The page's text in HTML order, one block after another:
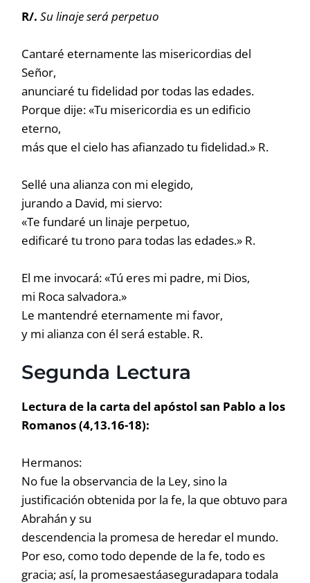
R/. Su linaje será perpetuo
Cantaré eternamente las misericordias del
Señor,
anunciaré tu fidelidad por todas las edades.
Porque dije: «Tu misericordia es un edificio
eterno,
más que el cielo has afianzado tu fidelidad.» R.
Sellé una alianza con mi elegido,
jurando a David, mi siervo:
«Te fundaré un linaje perpetuo,
edificaré tu trono para todas las edades.» R.
El me invocará: «Tú eres mi padre, mi Dios,
mi Roca salvadora.»
Le mantendré eternamente mi favor,
y mi alianza con él será estable. R.
Segunda Lectura
Lectura de la carta del apóstol san Pablo a los
Romanos (4,13.16-18):
Hermanos:
No fue la observancia de la Ley, sino la
justificación obtenida por la fe, la que obtuvo para
Abrahán y su
descendencia la promesa de heredar el mundo.
Por eso, como todo depende de la fe, todo es
gracia; así, la promesaestáaseguradapara todala